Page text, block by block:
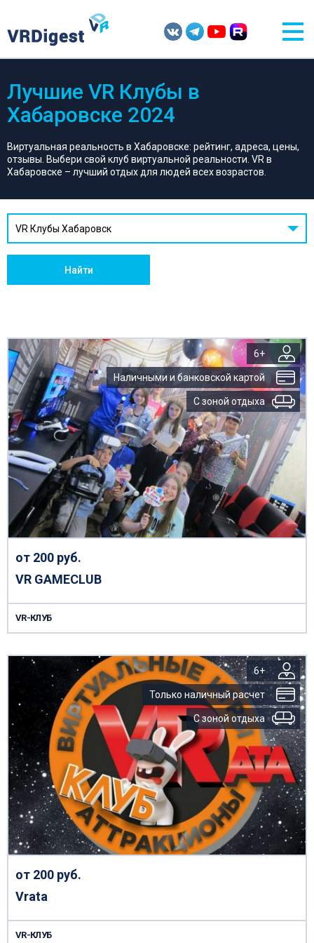
Лучшие VR Клубы в
Хабаровске 2024
Виртуальная реальность в Хабаровске: рейтинг, адреса, цены,
отзывы. Выбери свой клуб виртуальной реальности. VR в
Хабаровске – лучший отдых для людей всех возрастов.
VR Клубы Хабаровск
Найти
6+
Наличными и банковской картой
С зоной отдыха
от 200 руб.
VR GAMECLUB
VR-КЛУБ
6+
Только наличный расчет
С зоной отдыха
от 200 руб.
Vrata
VR-КЛУБ